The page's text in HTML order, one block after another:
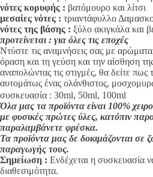
νότες κορυφής : βατόμουρο και λίτσι
μεσαίες νότες : τριαντάφυλλο
νότες της βάσης : ξύλο ακιγκάλα και
προτείνεται : για όλες τις εποχές
Ντύστε τις αναμνήσεις σας με
όραση και τη γεύση και την αίσθηση
αναπολώντας τις στιγμές, θα δείτε πως
αυτομάτως ένας ολάνθιστος,
συσκευασία : 30ml, 50ml, 100ml
Όλα μας τα προϊόντα είναι 100%
με φυσικές πρώτες ύλες, κατόπιν
παραλαμβάνετε φρέσκα.
Τα προϊόντα μας δε δοκιμάζονται σε
παραγωγής τους.
Σημείωση : Ενδέχεται η συσκευασία
διαθεσιμότητα.